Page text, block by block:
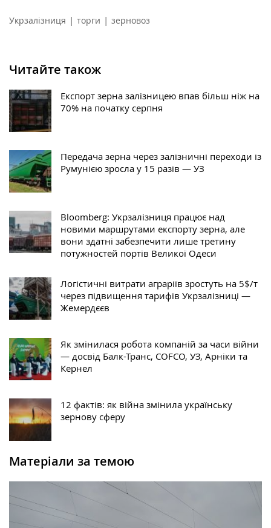
Укрзалізниця | торги | зерновоз
Читайте також
Експорт зерна залізницею впав більш ніж на
70% на початку серпня
Передача зерна через залізничні переходи із
Румунією зросла у 15 разів — УЗ
Bloomberg: Укрзалізниця працює над
новими маршрутами експорту зерна, але
вони здатні забезпечити лише третину
потужностей портів Великої Одеси
Логістичні витрати аграріїв зростуть на 5$/т
через підвищення тарифів Укрзалізниці —
Жемердєєв
Як змінилася робота компаній за часи війни
— досвід Балк-Транс, COFCO, УЗ, Арніки та
Кернел
12 фактів: як війна змінила українську
зернову сферу
Матеріали за темою